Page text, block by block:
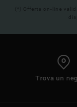
(*) Offerta on-line
Trova un